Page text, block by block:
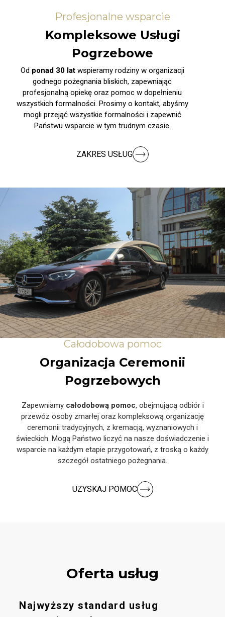
Profesjonalne wsparcie
Kompleksowe Usługi
Pogrzebowe
Od ponad 30 latwspieramy rodziny w organizacji
godnego pożegnania bliskich, zapewniając
profesjonalną opiekę oraz pomoc w dopełnieniu
wszystkich formalności. Prosimy o kontakt, abyśmy
mogli przejąć wszystkie formalności i zapewnić
Państwu wsparcie w tym trudnym czasie.
ZAKRES USŁUG
Całodobowa pomoc
Organizacja Ceremonii
Pogrzebowych
Zapewniamy całodobową pomoc, obejmującą odbiór i
przewóz osoby zmarłej oraz kompleksową organizację
ceremonii tradycyjnych, z kremacją, wyznaniowych i
świeckich. Mogą Państwo liczyć na nasze doświadczenie i
wsparcie na każdym etapie przygotowań, z troską o każdy
szczegół ostatniego pożegnania.
UZYSKAJ POMOC
Oferta usług
Najwyższy standard usług